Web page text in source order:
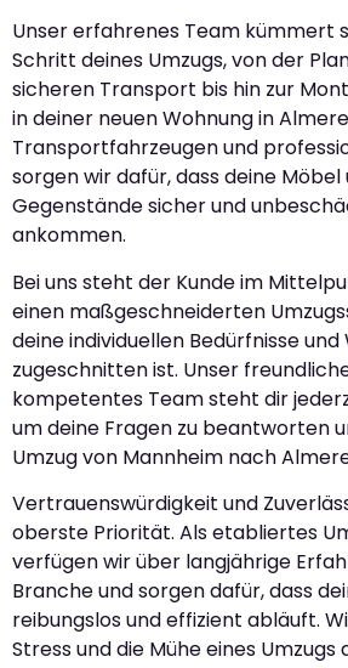
Unser erfahrenes Team kümmert
Schritt deines Umzugs, von der
sicheren Transport bis hin zur
in deiner neuen Wohnung in
Transportfahrzeugen und
sorgen wir dafür, dass deine
Gegenstände sicher und
ankommen.
Bei uns steht der Kunde im
einen maßgeschneiderten
deine individuellen Bedürfnisse und
zugeschnitten ist. Unser
kompetentes Team steht dir
um deine Fragen zu beantworten
Umzug von Mannheim nach
Vertrauenswürdigkeit und
oberste Priorität. Als etabliertes
verfügen wir über langjährige
Branche und sorgen dafür, dass
reibungslos und effizient abläuft.
Stress und die Mühe eines Umzugs